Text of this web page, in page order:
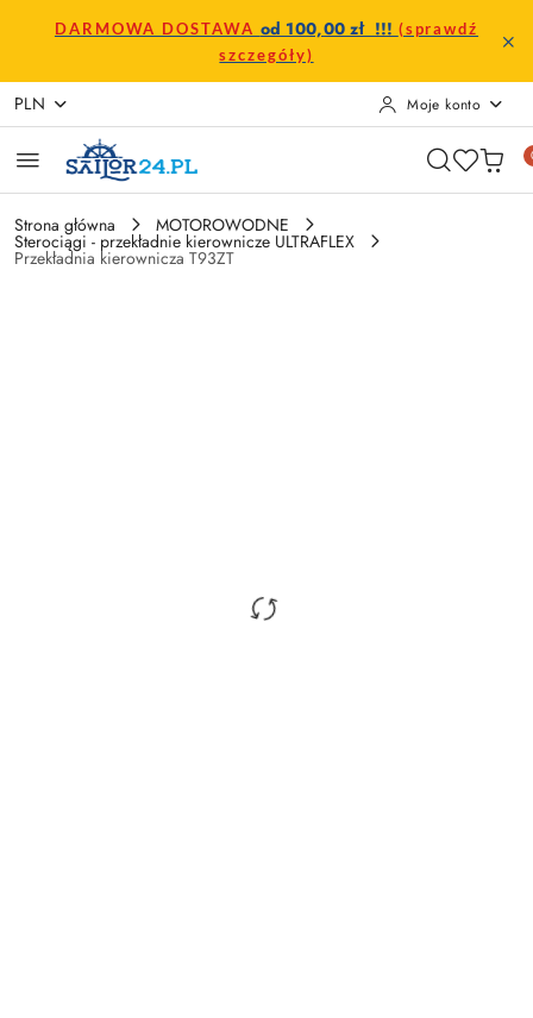
Przejdź do treści głównej
Przejdź do wyszukiwarki
Przejdź do moje konto
Przejdź do menu głównego
Przejdź do opisu produktu
Przejdź do stopki
DARMOWA DOSTAWA od 100,00 zł !!! (sprawdź
szczegóły)
PLN Moje konto
Strona główna MOTOROWODNE
Sterociągi - przekładnie kierownicze ULTRAFLEX
Przekładnia kierownicza T93ZT